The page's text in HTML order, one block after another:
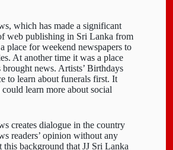
which has made a significant
web publishing in Sri Lanka from
place for weekend newspapers to
At another time it was a place
news. Artists’ Birthdays
to learn about funerals first. It
learn more about social
creates dialogue in the country
readers’ opinion without any
this background that JJ Sri Lanka